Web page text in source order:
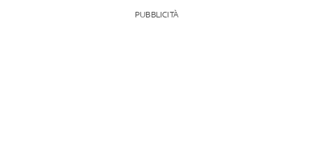
PUBBLICITÀ